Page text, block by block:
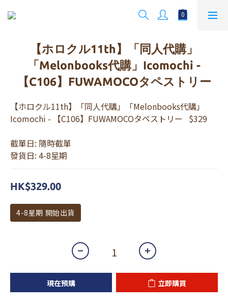
【ホロクル11th】「同人代購」
「Melonbooks代購」Icomochi -
【C106】FUWAMOCOタペストリー
【ホロクル11th】「同人代購」「Melonbooks代購」
Icomochi - 【C106】FUWAMOCOタペストリー   $329
截單日: 隨時截單
發貨日: 4-8星期
HK$329.00
4-8星期 開始出貨
現在預購 立即購買